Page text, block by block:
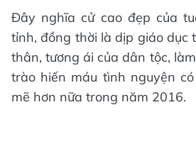
Đây nghĩa cử cao đẹp của
tỉnh, đồng thời là dịp giáo dục
thân, tương ái của dân tộc,
trào hiến máu tình nguyện
mẽ hơn nữa trong năm 2016.